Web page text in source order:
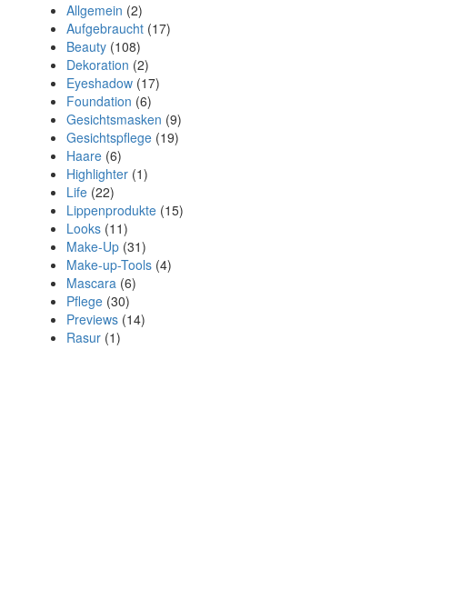
Allgemein (2)
Aufgebraucht (17)
Beauty (108)
Dekoration (2)
Eyeshadow (17)
Foundation (6)
Gesichtsmasken (9)
Gesichtspflege (19)
Haare (6)
Highlighter (1)
Life (22)
Lippenprodukte (15)
Looks (11)
Make-Up (31)
Make-up-Tools (4)
Mascara (6)
Pflege (30)
Previews (14)
Rasur (1)